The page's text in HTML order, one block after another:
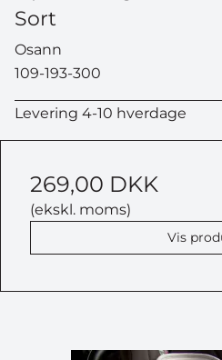
Sort
Osann
109-193-300
Levering 4-10 hverdage
269,00 DKK
(ekskl. moms)
Vis